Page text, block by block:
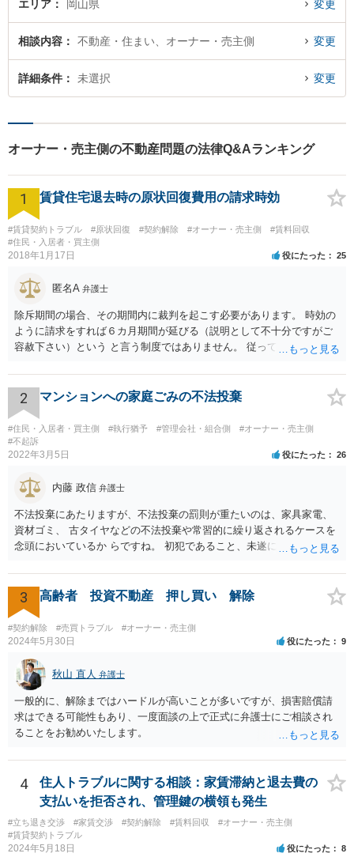
エリア 岡山県 変更
相談内容 不動産・住まい、オーナー・売主側 変更
詳細条件 未選択 変更
オーナー・売主側の不動産問題の法律Q&Aランキング
1 賃貸住宅退去時の原状回復費用の請求時効
#賃貸契約トラブル #原状回復 #契約解除 #オーナー・売主側
#賃料回収
#住民・入居者・買主側
2018年1月17日 役にたった 25
匿名A 弁護士
除斥期間の場合、その期間内に裁判を起こす必要があります。 時効の
ように請求をすれば６カ月期間が延びる（説明として不十分ですがご
容赦下さい）という と言う制度ではありません。 従って、理論上は１
2 マンションへの家庭ごみの不法投棄
#住民・入居者・買主側 #執行猶予 #管理会社・組合側
#オーナー・売主側
#不起訴
2022年3月5日 役にたった 26
内藤 政信 弁護士
不法投棄にあたりますが、不法投棄の罰則が重たいのは、家具家電、
資材ゴミ、 古タイヤなどの不法投棄や常習的に繰り返されるケースを
念頭においているか らですね。 初犯であること、未遂に終わっている
ことはないでしょう。 様子見でいいでしょう。
3 高齢者 投資不動産 押し買い 解除
#契約解除 #売買トラブル #オーナー・売主側
2024年5月30日 役にたった 9
秋山 直人 弁護士
一般的に、解除まではハードルが高いことが多いですが、損害賠償請
求はできる可能性もあり、一度面談の上で正式に弁護士にご相談され
ることをお勧めいたします。
4
住人トラブルに関する相談：家賃滞納と退去費の
支払いを拒否され、管理鍵の横領も発生
#立ち退き交渉 #家賃交渉 #契約解除 #賃料回収
#オーナー・売主側
#賃貸契約トラブル
2024年5月18日 役にたった 8